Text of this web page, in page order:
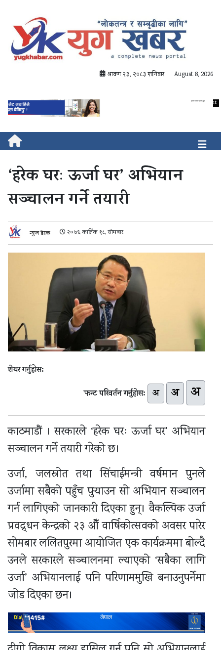
श्रावण २३, २०८३ शनिबार August 8, 2026
‘हरेक घरः ऊर्जा घर’ अभियान
सञ्चालन गर्ने तयारी
न्युज डेस्क २०७६ कार्तिक १८, सोमबार
शेयर गर्नुहोस:
फन्ट परिवर्तन गर्नुहोस: अ अ अ
काठमाडौं । सरकारले ‘हरेक घरः ऊर्जा घर’ अभियान
सञ्चालन गर्ने तयारी गरेको छ।
उर्जा, जलस्रोत तथा सिंचाईमन्त्री वर्षमान पुनले
उर्जामा सबैको पहुँच पुर्‍याउन सो अभियान सञ्चालन
गर्न लागिएको जानकारी दिएका हुन्। वैकल्पिक उर्जा
प्रवद्र्धन केन्द्रको २३ औँ वार्षिकोत्सवको अवसर पारेर
सोमबार ललितपुरमा आयोजित एक कार्यक्रममा बोल्दै
उनले सरकारले सञ्चालनमा ल्याएको ‘सबैका लागि
उर्जा’ अभियानलाई पनि परिणाममुखि बनाउनुपर्नेमा
जोड दिएका छन।